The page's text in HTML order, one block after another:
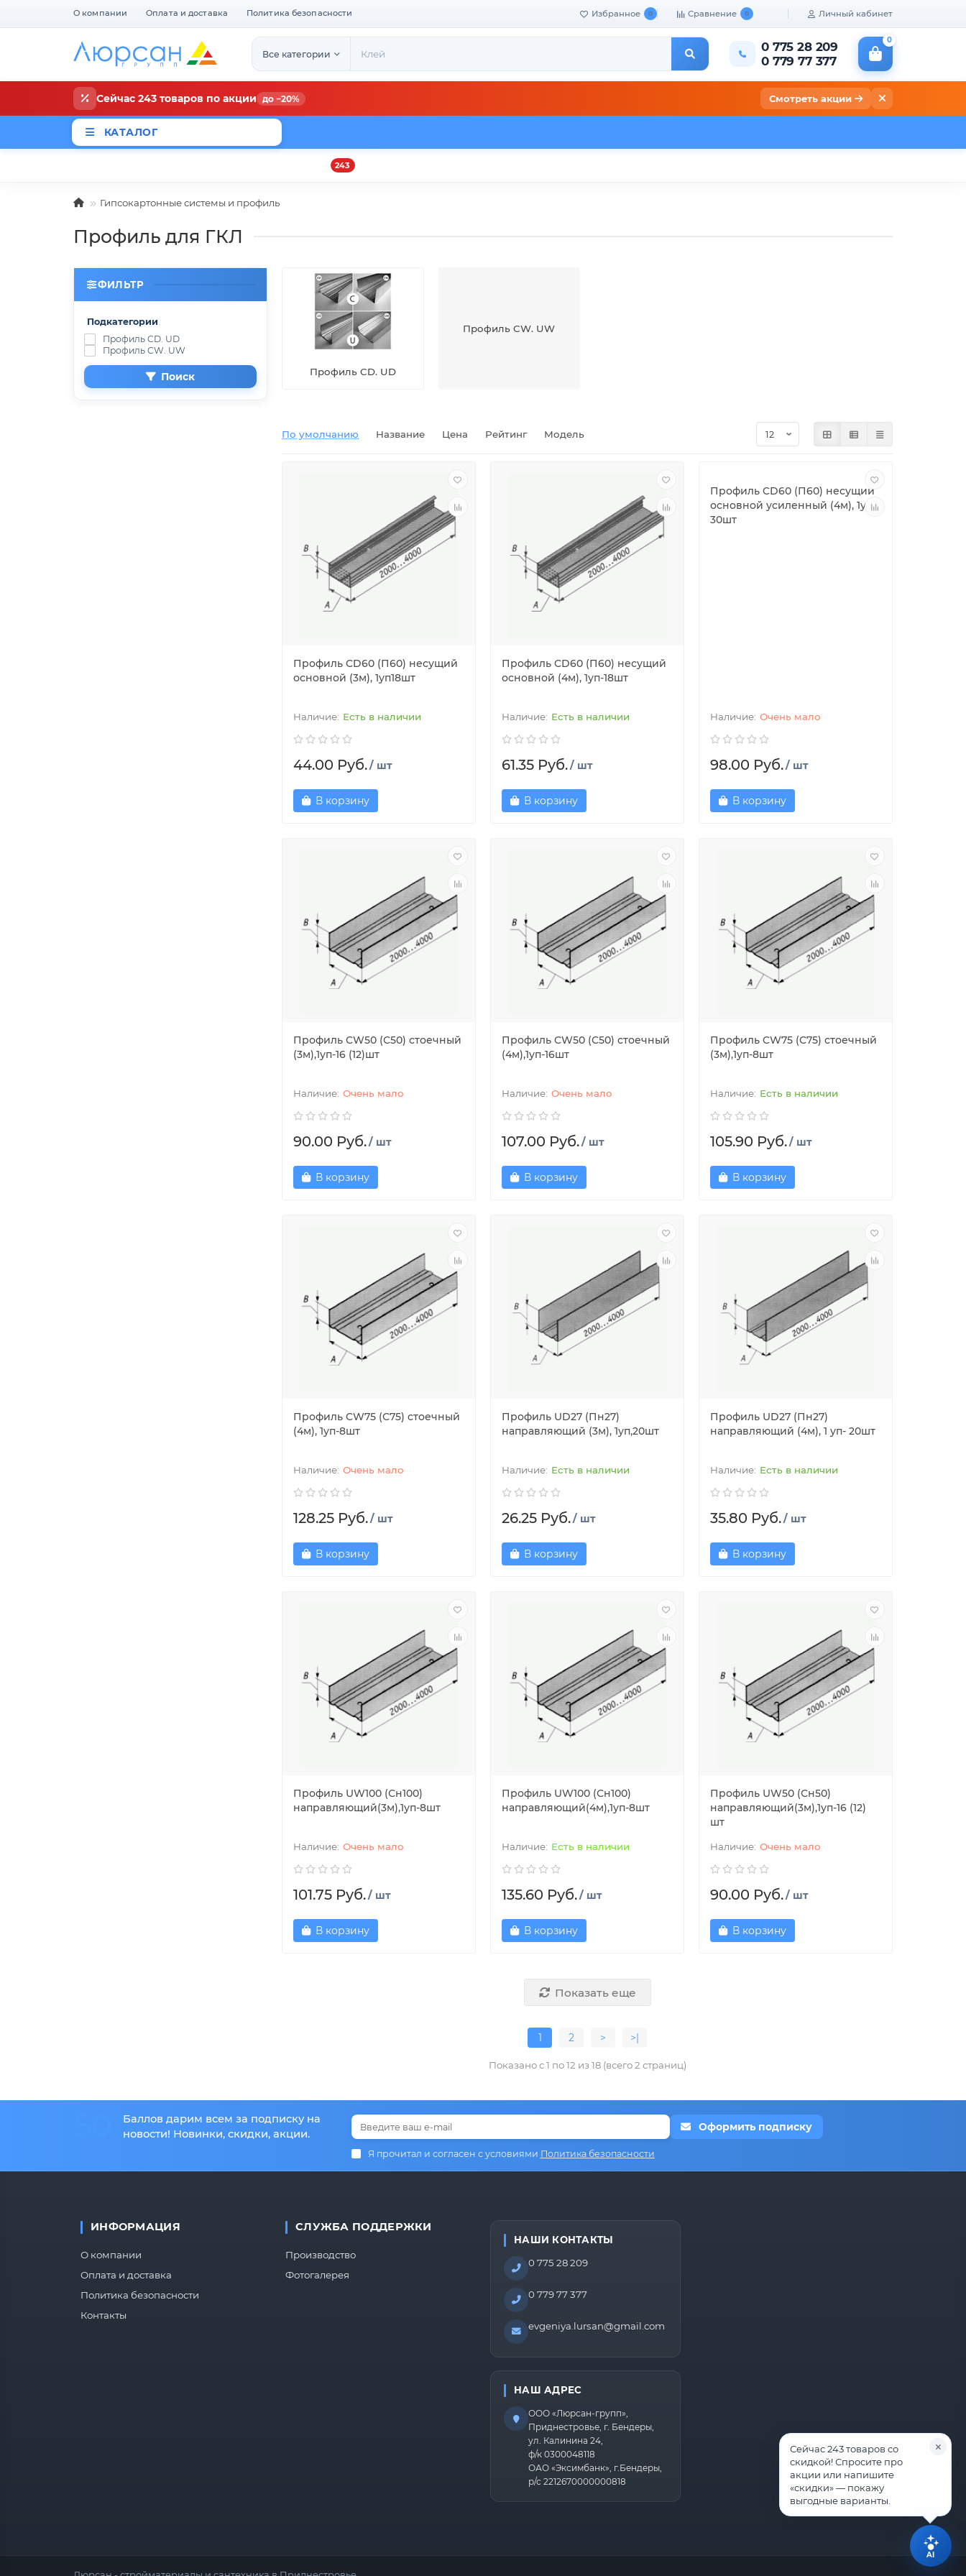
О компании Оплата и доставка Политика безопасности Избранное 0 Сравнение 0 Личный кабинет
Все категории
0 775 28 209
0 779 77 377
0
Сейчас 243 товаров по акции до −20% Смотреть акции
КАТАЛОГ
243
Гипсокартонные системы и профиль
Профиль для ГКЛ
ФИЛЬТР
Подкатегории
Профиль CD. UD
Профиль CW. UW
Поиск Профиль CD. UD
Профиль CW. UW
По умолчанию Название Цена Рейтинг Модель
Профиль CD60 (П60) несущий
основной (3м), 1уп18шт
Есть в наличии
44.00 Руб./ шт
В корзину
Профиль CD60 (П60) несущий
основной (4м), 1уп-18шт
Есть в наличии
61.35 Руб./ шт
В корзину
Профиль CD60 (П60) несущий
основной усиленный (4м), 1уп
30шт
Очень мало
98.00 Руб./ шт
В корзину
Профиль CW50 (С50) стоечный
(3м),1уп-16 (12)шт
Очень мало
90.00 Руб./ шт
В корзину
Профиль CW50 (С50) стоечный
(4м),1уп-16шт
Очень мало
107.00 Руб./ шт
В корзину
Профиль CW75 (С75) стоечный
(3м),1уп-8шт
Есть в наличии
105.90 Руб./ шт
В корзину
Профиль CW75 (С75) стоечный
(4м), 1уп-8шт
Очень мало
128.25 Руб./ шт
В корзину
Профиль UD27 (Пн27)
направляющий (3м), 1уп,20шт
Есть в наличии
26.25 Руб./ шт
В корзину
Профиль UD27 (Пн27)
направляющий (4м), 1 уп- 20шт
Есть в наличии
35.80 Руб./ шт
В корзину
Профиль UW100 (Сн100)
направляющий(3м),1уп-8шт
Очень мало
101.75 Руб./ шт
В корзину
Профиль UW100 (Сн100)
направляющий(4м),1уп-8шт
Есть в наличии
135.60 Руб./ шт
В корзину
Профиль UW50 (Сн50)
направляющий(3м),1уп-16 (12)
шт
Очень мало
90.00 Руб./ шт
В корзину
Показать еще
1 2 > >|
Показано с 1 по 12 из 18 (всего 2 страниц)
Баллов дарим всем за подписку на
новости! Новинки, скидки, акции.
Оформить подписку
Я прочитал и согласен с условиями Политика безопасности
ИНФОРМАЦИЯ
О компании
Оплата и доставка
Политика безопасности
Контакты
СЛУЖБА ПОДДЕРЖКИ
Производство
Фотогалерея
НАШИ КОНТАКТЫ
0 775 28 209
0 779 77 377
evgeniya.lursan@gmail.com
НАШ АДРЕС
ООО «Люрсан-групп»,
Приднестровье, г. Бендеры,
ул. Калинина 24,
ф/к 0300048118
ОАО «Эксимбанк», г.Бендеры,
р/с 2212670000000818
Сейчас 243 товаров со
скидкой! Спросите про
акции или напишите
«скидки» — покажу
выгодные варианты.
AI